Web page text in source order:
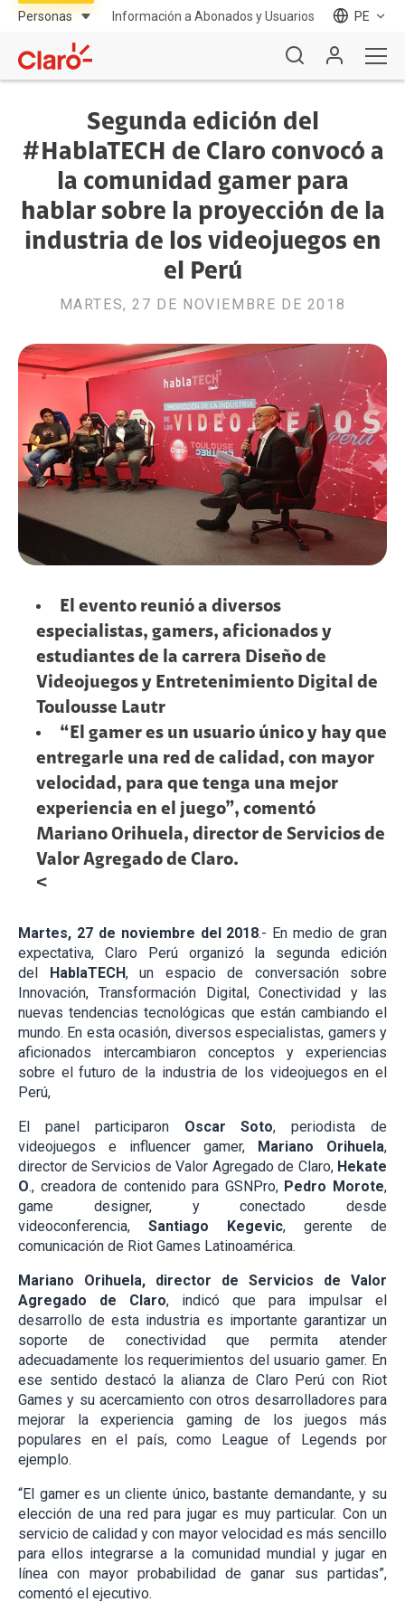
Información a Abonados y Usuarios PE
Segunda edición del
#HablaTECH de Claro convocó a
la comunidad gamer para
hablar sobre la proyección de la
industria de los videojuegos en
el Perú
MARTES, 27 DE NOVIEMBRE DE 2018
El evento reunió a diversos
especialistas, gamers, aficionados y
estudiantes de la carrera Diseño de
Videojuegos y Entretenimiento Digital de
Toulousse Lautr
“El gamer es un usuario único y hay que
entregarle una red de calidad, con mayor
velocidad, para que tenga una mejor
experiencia en el juego”, comentó
Mariano Orihuela, director de Servicios de
Valor Agregado de Claro.
<
Martes, 27 de noviembre del 2018.- En medio de gran
expectativa, Claro Perú organizó la segunda edición
del HablaTECH, un espacio de conversación sobre
Innovación, Transformación Digital, Conectividad y las
nuevas tendencias tecnológicas que están cambiando el
mundo. En esta ocasión, diversos especialistas, gamers y
aficionados intercambiaron conceptos y experiencias
sobre el futuro de la industria de los videojuegos en el
Perú,
El panel participaron Oscar Soto, periodista de
videojuegos e influencer gamer, Mariano Orihuela,
director de Servicios de Valor Agregado de Claro, Hekate
O., creadora de contenido para GSNPro, Pedro Morote,
game designer, y conectado desde
videoconferencia, Santiago Kegevic, gerente de
comunicación de Riot Games Latinoamérica.
Mariano Orihuela, director de Servicios de Valor
Agregado de Claro, indicó que para impulsar el
desarrollo de esta industria es importante garantizar un
soporte de conectividad que permita atender
adecuadamente los requerimientos del usuario gamer. En
ese sentido destacó la alianza de Claro Perú con Riot
Games y su acercamiento con otros desarrolladores para
mejorar la experiencia gaming de los juegos más
populares en el país, como League of Legends por
ejemplo.
“El gamer es un cliente único, bastante demandante, y su
elección de una red para jugar es muy particular. Con un
servicio de calidad y con mayor velocidad es más sencillo
para ellos integrarse a la comunidad mundial y jugar en
línea con mayor probabilidad de ganar sus partidas”,
comentó el ejecutivo.